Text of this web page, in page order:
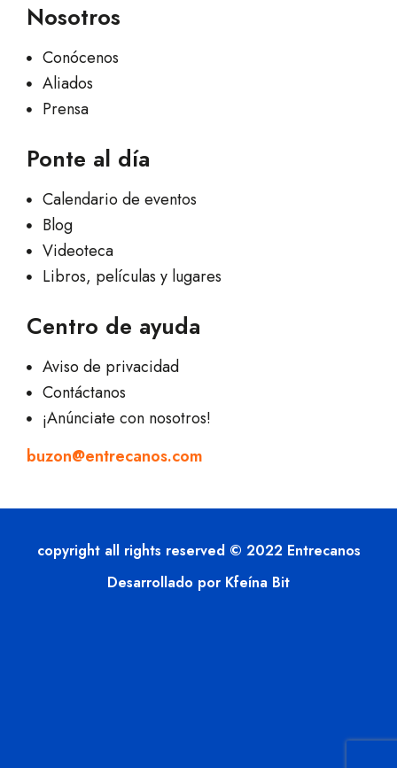
Nosotros
Conócenos
Aliados
Prensa
Ponte al día
Calendario de eventos
Blog
Videoteca
Libros, películas y lugares
Centro de ayuda
Aviso de privacidad
Contáctanos
¡Anúnciate con nosotros!
buzon@entrecanos.com
copyright all rights reserved © 2022 Entrecanos
Desarrollado por Kfeína Bit